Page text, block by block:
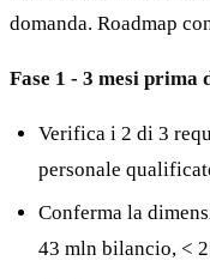
domanda. Roadmap
Fase 1 - 3 mesi prima
Verifica i 2 di 3
personale
Conferma la
43 mln bilancio, <